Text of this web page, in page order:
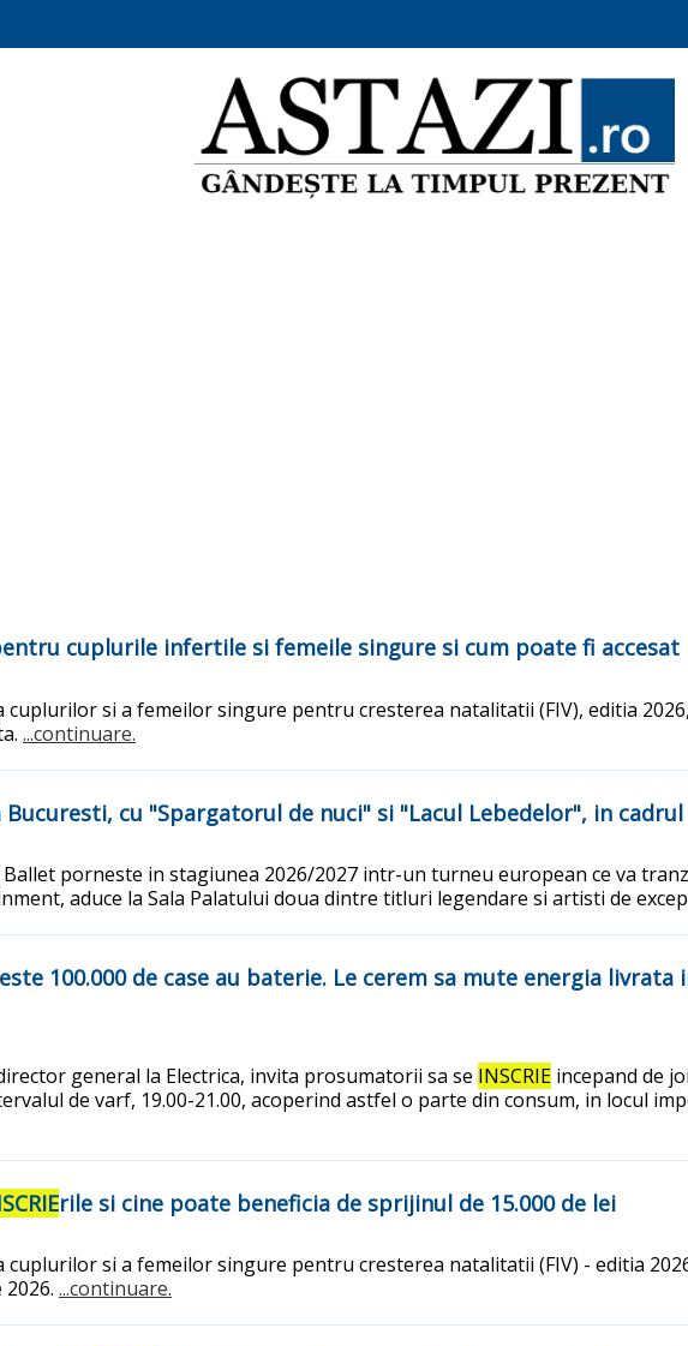
cuplurile infertile si femeile singure si cum poate fi accesat
si a femeilor singure pentru cresterea natalitatii (FIV), editia
...continuare.
Bucuresti, cu "Spargatorul de nuci" si "Lacul Lebedelor", in
porneste in stagiunea 2026/2027 intr-un turneu european ce va
aduce la Sala Palatului doua dintre titluri legendare si artisti de
100.000 de case au baterie. Le cerem sa mute energia
general la Electrica, invita prosumatorii sa se INSCRIE incepand de
de varf, 19.00-21.00, acoperind astfel o parte din consum, in locul
rile si cine poate beneficia de sprijinul de 15.000 de lei
si a femeilor singure pentru cresterea natalitatii (FIV) - editia
...continuare.